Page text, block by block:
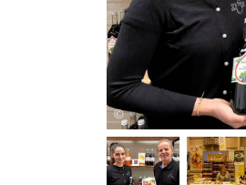
©Bio Schäfer